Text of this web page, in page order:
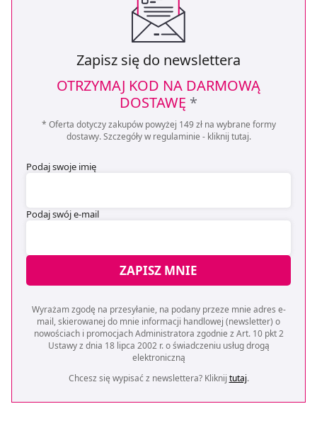
Zapisz się do newslettera
OTRZYMAJ KOD NA DARMOWĄ
DOSTAWĘ *
* Oferta dotyczy zakupów powyżej 149 zł na wybrane formy
dostawy. Szczegóły w regulaminie - kliknij tutaj.
Podaj swoje imię
Podaj swój e-mail
ZAPISZ MNIE
Wyrażam zgodę na przesyłanie, na podany przeze mnie adres e-
mail, skierowanej do mnie informacji handlowej (newsletter) o
nowościach i promocjach Administratora zgodnie z Art. 10 pkt 2
Ustawy z dnia 18 lipca 2002 r. o świadczeniu usług drogą
elektroniczną
Chcesz się wypisać z newslettera? Kliknij tutaj.